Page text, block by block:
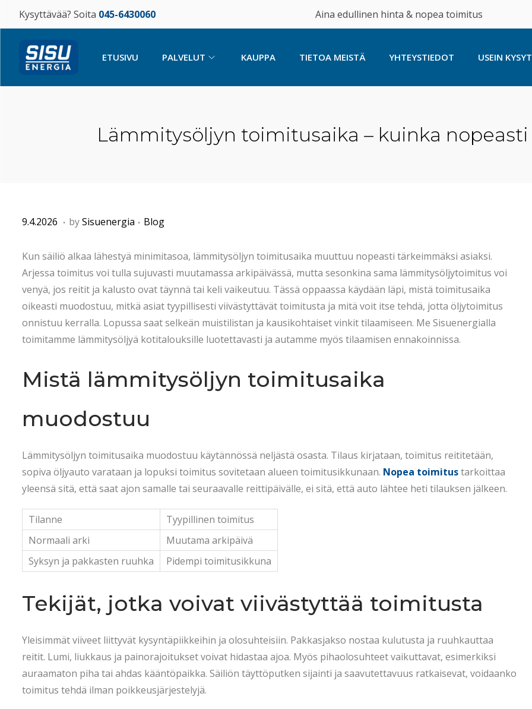
Kysyttävää? Soita 045-6430060 Aina edullinen hinta & nopea toimitus
ETUSIVU PALVELUT KAUPPA TIETOA MEISTÄ YHTEYSTIEDOT USEIN
Lämmitysöljyn toimitusaika – kuinka
P
s
t
e
d
o
n
9.4.2026 8
5
.
2
0
2
6
. bySisuenergia . P
s
t
e
d
i
n
Blog
Kun säiliö alkaa lähestyä minimitasoa, lämmitysöljyn toimitusaika muuttuu nopeasti tärkeimmäksi asiaksi.
Arjessa toimitus voi tulla sujuvasti muutamassa arkipäivässä, mutta sesonkina sama lämmitysöljytoimitus voi
venyä, jos reitit ja kalusto ovat täynnä tai keli vaikeutuu. Tässä oppaassa käydään läpi, mistä toimitusaika
oikeasti muodostuu, mitkä asiat tyypillisesti viivästyttävät toimitusta ja mitä voit itse tehdä, jotta öljytoimitus
onnistuu kerralla. Lopussa saat selkeän muistilistan ja kausikohtaiset vinkit tilaamiseen. Me Sisuenergialla
toimitamme lämmitysöljyä kotitalouksille luotettavasti ja autamme myös tilaamisen ennakoinnissa.
Mistä lämmitysöljyn toimitusaika
muodostuu
Lämmitysöljyn toimitusaika muodostuu käytännössä neljästä osasta. Tilaus kirjataan, toimitus reititetään,
sopiva öljyauto varataan ja lopuksi toimitus sovitetaan alueen toimitusikkunaan. Nopea toimitustarkoittaa
yleensä sitä, että saat ajon samalle tai seuraavalle reittipäivälle, ei sitä, että auto lähtee heti tilauksen jälkeen.
Tilanne
Tyypillinen toimitus
Normaali arki
Muutama arkipäivä
Syksyn ja pakkasten ruuhka
Pidempi toimitusikkuna
Tekijät, jotka voivat viivästyttää toimitusta
Yleisimmät viiveet liittyvät kysyntäpiikkeihin ja olosuhteisiin. Pakkasjakso nostaa kulutusta ja ruuhkauttaa
reitit. Lumi, liukkaus ja painorajoitukset voivat hidastaa ajoa. Myös pihaolosuhteet vaikuttavat, esimerkiksi
auraamaton piha tai ahdas kääntöpaikka. Säiliön täyttöputken sijainti ja saavutettavuus ratkaisevat, voidaanko
toimitus tehdä ilman poikkeusjärjestelyjä.